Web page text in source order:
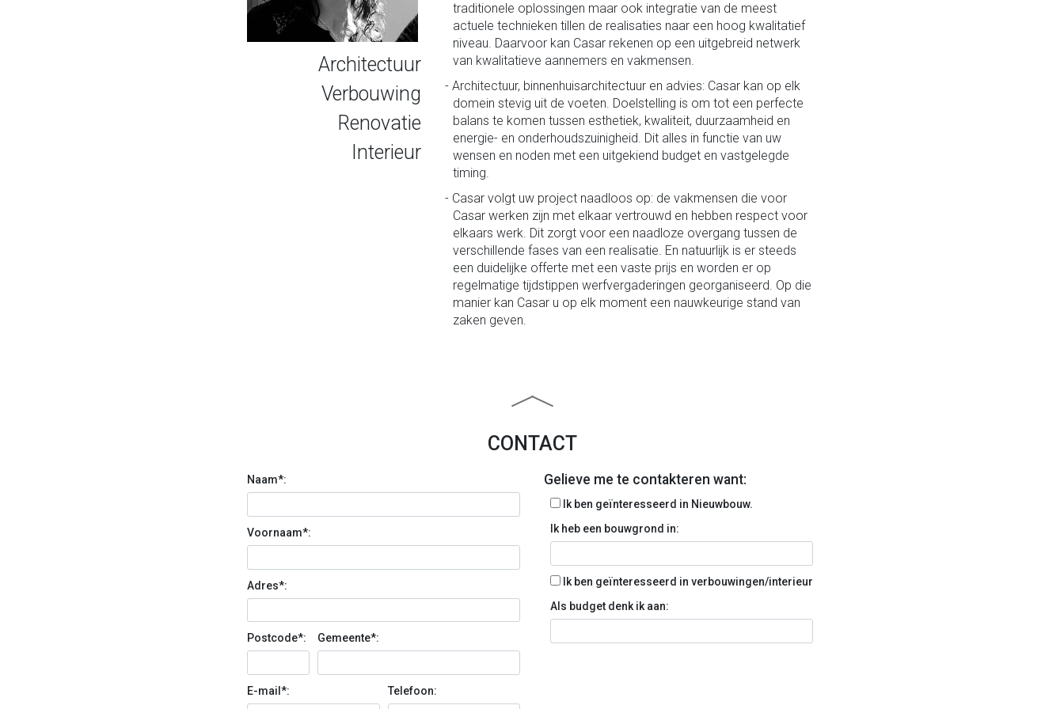
Architectuur
Verbouwing
Renovatie
Interieur
traditionele oplossingen maar ook integratie van de meest
actuele technieken tillen de realisaties naar een hoog kwalitatief
niveau. Daarvoor kan Casar rekenen op een uitgebreid netwerk
van kwalitatieve aannemers en vakmensen.
Architectuur, binnenhuisarchitectuur en advies: Casar kan op elk
domein stevig uit de voeten. Doelstelling is om tot een perfecte
balans te komen tussen esthetiek, kwaliteit, duurzaamheid en
energie- en onderhoudszuinigheid. Dit alles in functie van uw
wensen en noden met een uitgekiend budget en vastgelegde
timing.
Casar volgt uw project naadloos op: de vakmensen die voor
Casar werken zijn met elkaar vertrouwd en hebben respect voor
elkaars werk. Dit zorgt voor een naadloze overgang tussen de
verschillende fases van een realisatie. En natuurlijk is er steeds
een duidelijke offerte met een vaste prijs en worden er op
regelmatige tijdstippen werfvergaderingen georganiseerd. Op die
manier kan Casar u op elk moment een nauwkeurige stand van
zaken geven.
CONTACT
Naam*:
Voornaam*:
Adres*:
Postcode*: Gemeente*:
E-mail*: Telefoon:
Gelieve me te contakteren want:
Ik ben geïnteresseerd in Nieuwbouw.
Ik heb een bouwgrond in:
Ik ben geïnteresseerd in verbouwingen/interieur
Als budget denk ik aan: